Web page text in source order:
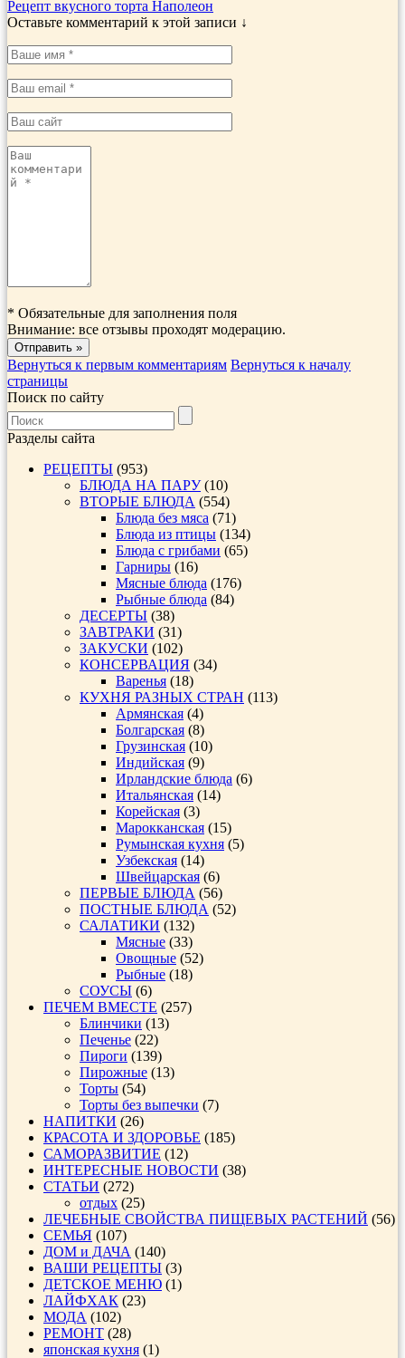
Рецепт вкусного торта Наполеон
Оставьте комментарий к этой записи ↓
* Обязательные для заполнения поля
Внимание: все отзывы проходят модерацию.
Вернуться к первым комментариям Вернуться к началу
страницы
Поиск по сайту
Разделы сайта
РЕЦЕПТЫ (953)
БЛЮДА НА ПАРУ(10)
ВТОРЫЕ БЛЮДА (554)
Блюда без мяса (71)
Блюда из птицы (134)
Блюда с грибами (65)
Гарниры (16)
Мясные блюда (176)
Рыбные блюда (84)
ДЕСЕРТЫ (38)
ЗАВТРАКИ (31)
ЗАКУСКИ (102)
КОНСЕРВАЦИЯ (34)
Варенья (18)
КУХНЯ РАЗНЫХ СТРАН (113)
Армянская (4)
Болгарская (8)
Грузинская (10)
Индийская (9)
Ирландские блюда (6)
Итальянская (14)
Корейская (3)
Марокканская (15)
Румынская кухня (5)
Узбекская (14)
Швейцарская (6)
ПЕРВЫЕ БЛЮДА (56)
ПОСТНЫЕ БЛЮДА (52)
САЛАТИКИ (132)
Мясные (33)
Овощные (52)
Рыбные (18)
СОУСЫ (6)
ПЕЧЕМ ВМЕСТЕ (257)
Блинчики (13)
Печенье (22)
Пироги (139)
Пирожные (13)
Торты (54)
Торты без выпечки (7)
НАПИТКИ (26)
КРАСОТА И ЗДОРОВЬЕ (185)
САМОРАЗВИТИЕ (12)
ИНТЕРЕСНЫЕ НОВОСТИ (38)
СТАТЬИ (272)
отдых (25)
ЛЕЧЕБНЫЕ СВОЙСТВА ПИЩЕВЫХ РАСТЕНИЙ (56)
СЕМЬЯ (107)
ДОМ и ДАЧА (140)
ВАШИ РЕЦЕПТЫ (3)
ДЕТСКОЕ МЕНЮ (1)
ЛАЙФХАК (23)
МОДА (102)
РЕМОНТ (28)
японская кухня (1)